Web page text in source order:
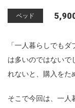
ベッド
「一人暮らしでも
は多いのではないで
れないと、購入をた
そこで今回は、一人